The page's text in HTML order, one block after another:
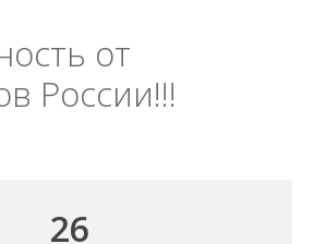
от
России!!!
26